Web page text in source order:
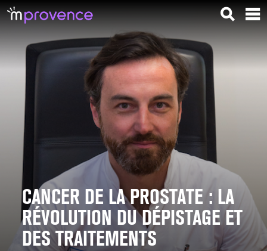
CANCER DE LA PROSTATE : LA
RÉVOLUTION DU DÉPISTAGE ET
DES TRAITEMENTS